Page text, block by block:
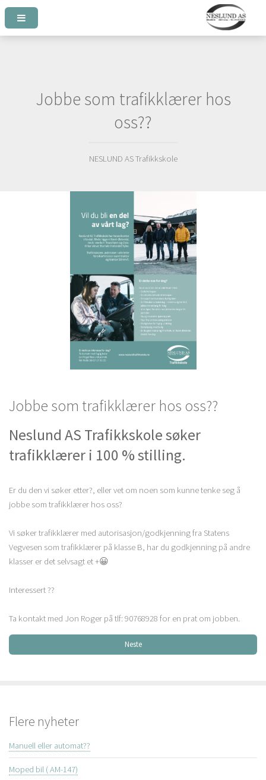
Jobbe som trafikklærer hos
oss??
NESLUND AS Trafikkskole
Jobbe som trafikklærer hos oss??
Neslund AS Trafikkskole søker
trafikklærer i 100 % stilling.
Er du den vi søker etter?, eller vet om noen som kunne tenke seg å
jobbe som trafikklærer hos oss?
Vi søker trafikklærer med autorisasjon/godkjenning fra Statens
Vegvesen som trafikklærer på klasse B, har du godkjenning på andre
klasser er det selvsagt et +😀
Interessert ??
Ta kontakt med Jon Roger på tlf: 90768928 for en prat om jobben.
Neste
Flere nyheter
Manuell eller automat??
Moped bil ( AM-147)